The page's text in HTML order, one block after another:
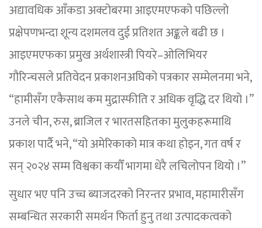
अद्यावधिक आँकडा अक्टोबरमा आइएमएफको पछिल्लो
प्रक्षेपणभन्दा शून्य दशमलव दुई प्रतिशत अङ्कले बढी छ ।
आइएमएफका प्रमुख अर्थशास्त्री पियरे–ओलिभियर
गौरिन्चसले प्रतिवेदन प्रकाशनअघिको पत्रकार सम्मेलनमा भने,
“हामीसँग एकैसाथ कम मुद्रास्फीति र अधिक वृद्धि दर थियो ।”
उनले चीन, रुस, ब्राजिल र भारतसहितका मुलुकहरूमाथि
प्रकाश पार्दै भने, “यो अमेरिकाको मात्र कथा होइन, गत वर्ष र
सन् २०२४ सम्म विश्वका कयौँ भागमा धेरै लचिलोपन थियो ।”
सुधार भए पनि उच्च ब्याजदरको निरन्तर प्रभाव, महामारीसँग
सम्बन्धित सरकारी समर्थन फिर्ता हुनु तथा उत्पादकत्वको